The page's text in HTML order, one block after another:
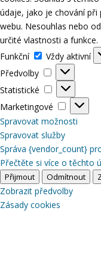
údaje, jako je chování
webu. Nesouhlas nebo
určité vlastnosti a funkce.
Funkční
Funkční
Vždy aktivní
Předvolby
Předvolby
Statistické
Statistické
Marketingové
Spravovat možnosti
Spravovat služby
Správa {vendor_count}
Přečtěte si více o těchto
Přijmout Odmítnout
Zobrazit předvolby
Zásady cookies